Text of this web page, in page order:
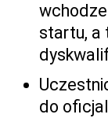
startu, a
do